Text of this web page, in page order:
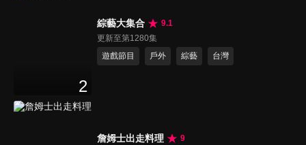
2
綜藝大集合
9.1
更新至第1280集
遊戲節目
戶外 綜藝 台灣
詹姆士出走料理
9